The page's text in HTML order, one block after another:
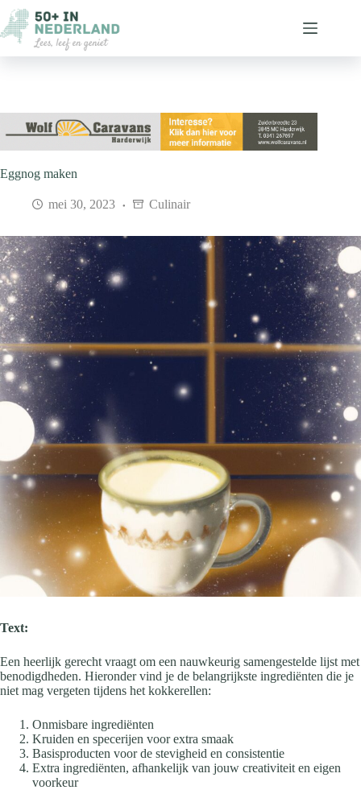
naar
de
inhoud
Eggnog maken
mei 30, 2023 Culinair
Text:
Een heerlijk gerecht vraagt om een nauwkeurig samengestelde lijst met
benodigdheden. Hieronder vind je de belangrijkste ingrediënten die je
niet mag vergeten tijdens het kokkerellen:
Onmisbare ingrediënten
Kruiden en specerijen voor extra smaak
Basisproducten voor de stevigheid en consistentie
Extra ingrediënten, afhankelijk van jouw creativiteit en eigen
voorkeur